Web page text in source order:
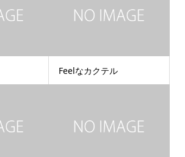
Feelなカクテル